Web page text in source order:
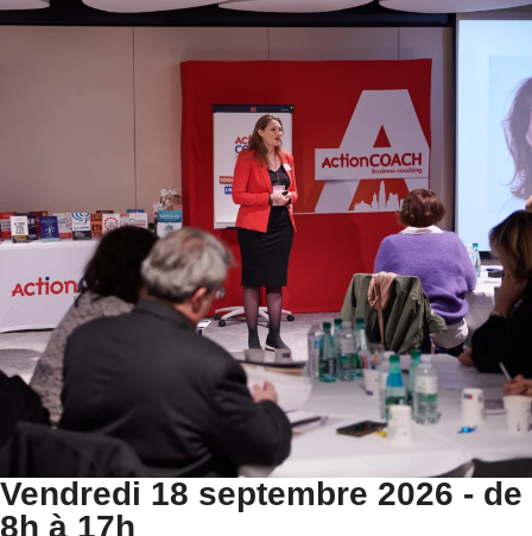
Vendredi 18 septembre 2026 - de
8h à 17h